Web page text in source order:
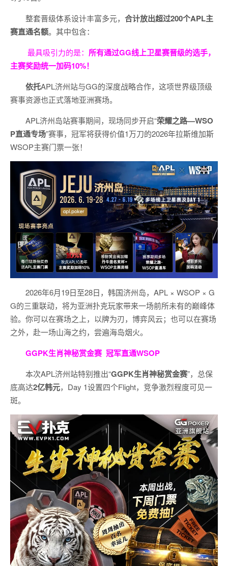
整套晋级体系设计丰富多元， 合计放出超过200个APL主
赛直通名额。其中包含：
最具吸引力的是： 所有通过GG线上卫星赛晋级的选手，
主赛奖励统一加码10%！
依托APL济州站与GG的深度战略合作，这项世界级顶级
赛事资源也正式落地亚洲赛场。
APL济州岛站赛事期间，现场同步开启“荣耀之路—WSO
P直通专场”赛事，冠军将获得价值1万刀的2026年拉斯维加斯
WSOP主赛门票一张！
2026年6月19日至28日，韩国济州岛，APL × WSOP × G
G的三重联动，将为亚洲扑克玩家带来一场前所未有的巅峰体
验。 你可以在赛场之上，以牌为刃，博弈风云；也可以在赛场
之外，赴一场山海之约，尝遍海岛烟火。
GGPK生肖神秘赏金赛 冠军直通WSOP
本次APL济州站特别推出“GGPK生肖神秘赏金赛”，总保
底高达2亿韩元，Day 1设置四个Flight，竞争激烈程度可见一
斑。